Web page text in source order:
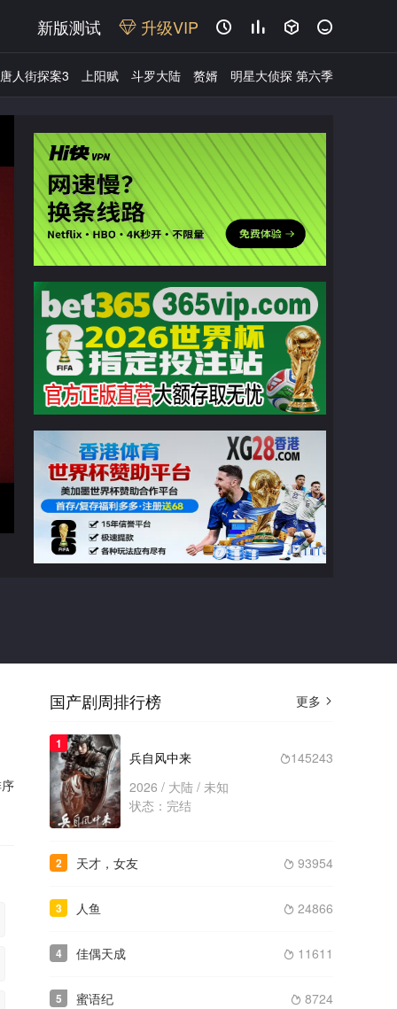
新版测试 升级VIP    
唐人街探案3 上阳赋 斗罗大陆 赘婿 明星大侦探 第六季
2023 左耳
2023 踮起脚尖靠近你
类型： / 年份：2023
2024
广告
更多 
国产剧周排行榜
1
145243
兵自风中来
2026 / 大陆 / 未知
状态：完结
2  93954
天才，女友
3  24866
人鱼
4  11611
佳偶天成
5  8724
蜜语纪